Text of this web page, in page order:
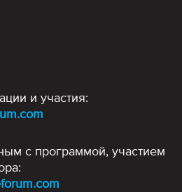
и участия:
с программой, участием